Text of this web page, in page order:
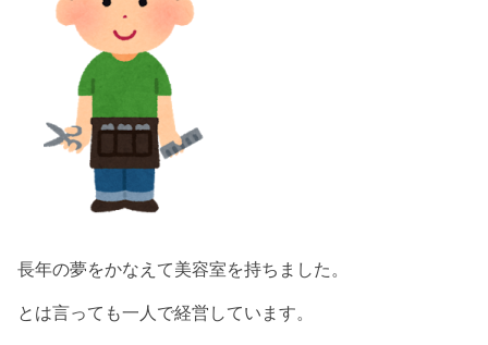
長年の夢をかなえて美容室を持ちました。
とは言っても一人で経営しています。